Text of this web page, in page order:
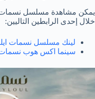
خلال إحدى الرابطين التاليين:
لينك مسلسل نسمات ايلول
سينما اكس هوب نسمات